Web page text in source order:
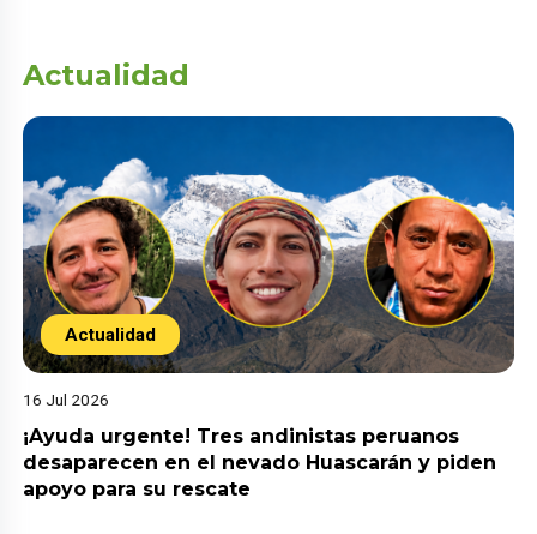
Actualidad
Actualidad
16 Jul 2026
¡Ayuda urgente! Tres andinistas peruanos
desaparecen en el nevado Huascarán y piden
apoyo para su rescate